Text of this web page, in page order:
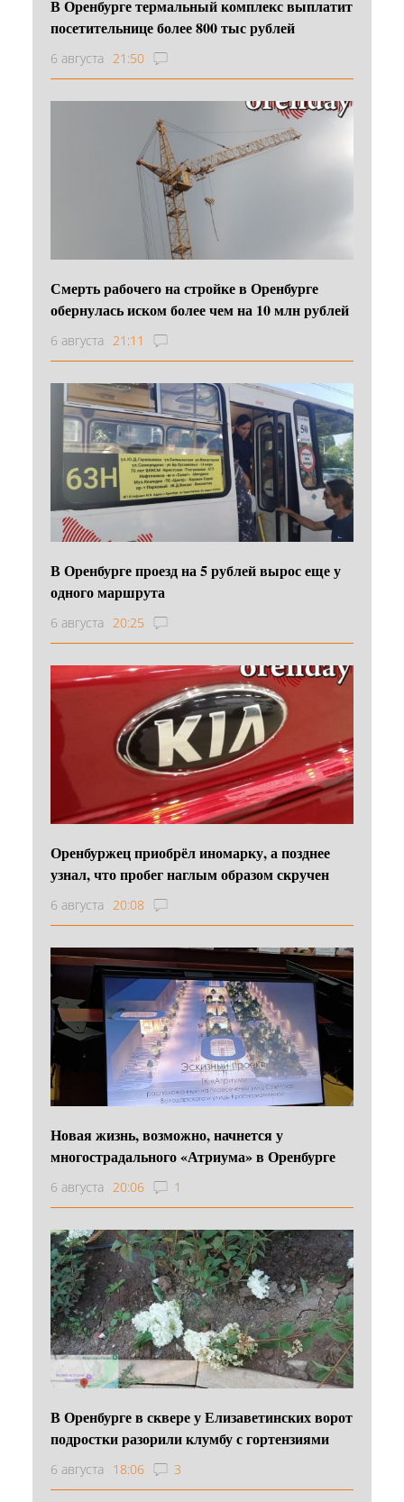
В Оренбурге термальный комплекс выплатит
посетительнице более 800 тыс рублей
6 августа 21:50
Смерть рабочего на стройке в Оренбурге
обернулась иском более чем на 10 млн рублей
6 августа 21:11
В Оренбурге проезд на 5 рублей вырос еще у
одного маршрута
6 августа 20:25
Оренбуржец приобрёл иномарку, а позднее
узнал, что пробег наглым образом скручен
6 августа 20:08
Новая жизнь, возможно, начнется у
многострадального «Атриума» в Оренбурге
6 августа 20:06 1
В Оренбурге в сквере у Елизаветинских ворот
подростки разорили клумбу с гортензиями
6 августа 18:06 3